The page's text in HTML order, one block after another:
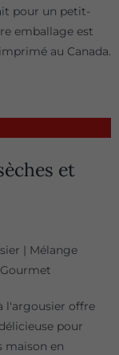
pour un petit-
emballage est
au Canada.
et
| Mélange
l'argousier offre
pour
maison en